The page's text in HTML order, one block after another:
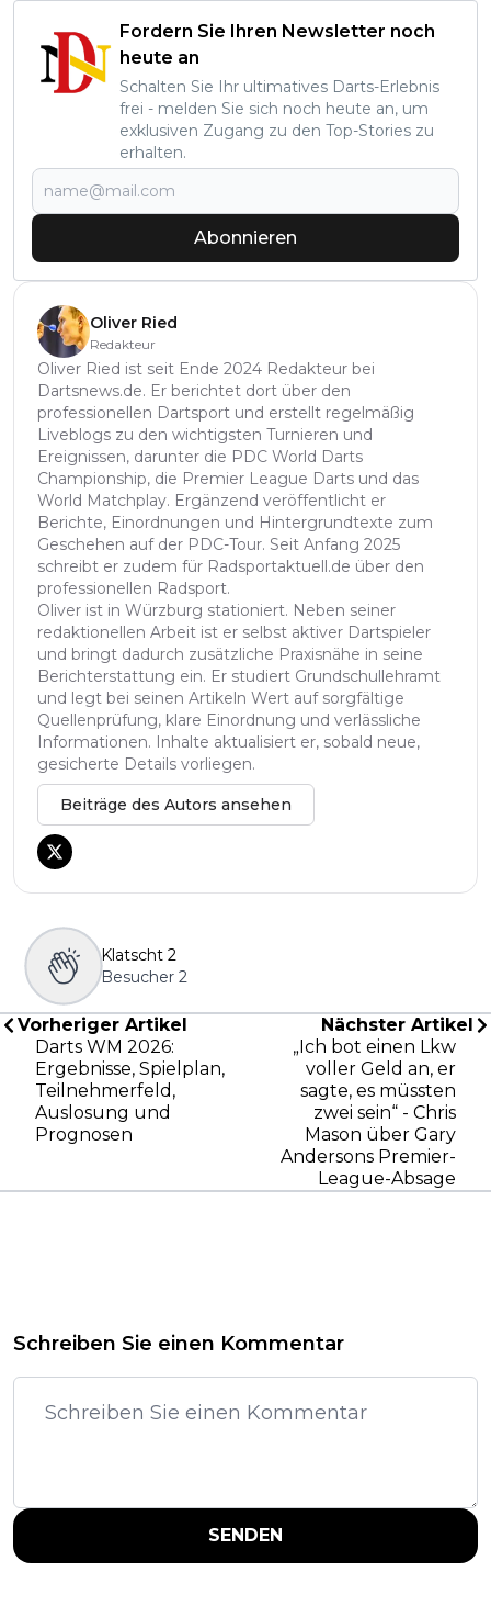
Fordern Sie Ihren Newsletter noch
heute an
Schalten Sie Ihr ultimatives Darts-Erlebnis
frei - melden Sie sich noch heute an, um
exklusiven Zugang zu den Top-Stories zu
erhalten.
Abonnieren
Oliver Ried
Redakteur
Oliver Ried ist seit Ende 2024 Redakteur bei
Dartsnews.de. Er berichtet dort über den
professionellen Dartsport und erstellt regelmäßig
Liveblogs zu den wichtigsten Turnieren und
Ereignissen, darunter die PDC World Darts
Championship, die Premier League Darts und das
World Matchplay. Ergänzend veröffentlicht er
Berichte, Einordnungen und Hintergrundtexte zum
Geschehen auf der PDC-Tour. Seit Anfang 2025
schreibt er zudem für Radsportaktuell.de über den
professionellen Radsport.
Oliver ist in Würzburg stationiert. Neben seiner
redaktionellen Arbeit ist er selbst aktiver Dartspieler
und bringt dadurch zusätzliche Praxisnähe in seine
Berichterstattung ein. Er studiert Grundschullehramt
und legt bei seinen Artikeln Wert auf sorgfältige
Quellenprüfung, klare Einordnung und verlässliche
Informationen. Inhalte aktualisiert er, sobald neue,
gesicherte Details vorliegen.
Beiträge des Autors ansehen
Klatscht 2
Besucher 2
Vorheriger Artikel
Darts WM 2026:
Ergebnisse, Spielplan,
Teilnehmerfeld,
Auslosung und
Prognosen
Nächster Artikel
„Ich bot einen Lkw
voller Geld an, er
sagte, es müssten
zwei sein“ - Chris
Mason über Gary
Andersons Premier-
League-Absage
Schreiben Sie einen Kommentar
SENDEN